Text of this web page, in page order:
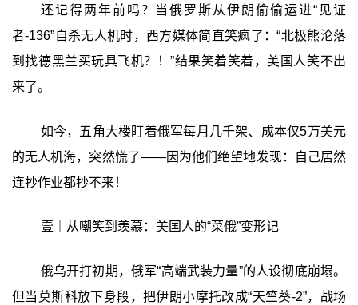
还记得两年前吗？当俄罗斯从伊朗偷偷运进“见证
者-136”自杀无人机时，西方媒体简直笑疯了：“北极熊沦落
到找德黑兰买玩具飞机？！”结果笑着笑着，美国人笑不出
来了。
如今，五角大楼盯着俄军每月几千架、成本仅5万美元
的无人机海，突然慌了——因为他们绝望地发现：自己居然
连抄作业都抄不来！
壹｜从嘲笑到羡慕：美国人的“菜俄”变形记
俄乌开打初期，俄军“高端武装力量”的人设彻底崩塌。
但当莫斯科放下身段，把伊朗小摩托改成“天竺葵-2”，战场